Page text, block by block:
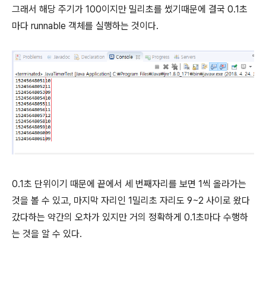
그래서 해당 주기가 100이지만 밀리초를 썼기때문에 결국 0.1초
마다 runnable 객체를 실행하는 것이다.
0.1초 단위이기 때문에 끝에서 세 번째자리를 보면 1씩 올라가는
것을 볼 수 있고, 마지막 자리인 1밀리초 자리도 9~2 사이로 왔다
갔다하는 약간의 오차가 있지만 거의 정확하게 0.1초마다 수행하
는 것을 알 수 있다.